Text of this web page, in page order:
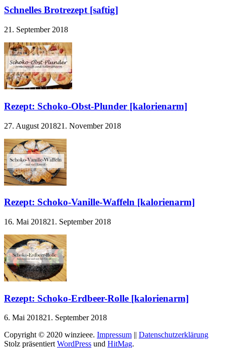
Schnelles Brotrezept [saftig]
21. September 2018
Rezept: Schoko-Obst-Plunder [kalorienarm]
27. August 201821. November 2018
Rezept: Schoko-Vanille-Waffeln [kalorienarm]
16. Mai 201821. September 2018
Rezept: Schoko-Erdbeer-Rolle [kalorienarm]
6. Mai 201821. September 2018
Copyright © 2020 winzieee. Impressum
Datenschutzerklärung
Stolz präsentiertWordPress und HitMag.